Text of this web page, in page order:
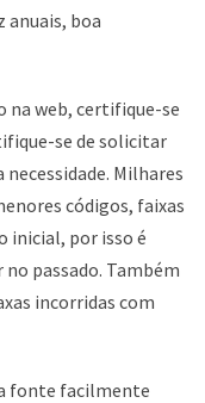
anuais, boa
na web, certifique-se
se de solicitar
Milhares
códigos, faixas
inicial, por isso é
passado. Também
incorridas com
fonte facilmente